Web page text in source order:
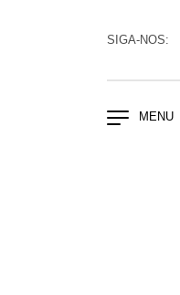
SIGA-NOS: